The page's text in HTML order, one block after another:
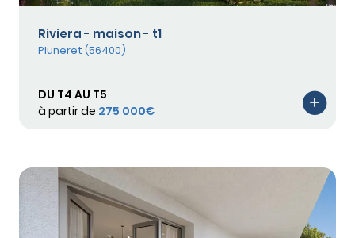
Riviera - maison - t1
Pluneret (56400)
DU T4 AU T5
à partir de 275 000€